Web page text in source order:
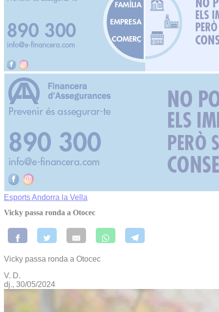
EsportsAndorra la Vella
Vicky passa ronda a Otocec
Vicky passa ronda a Otocec
V. D.
dj., 30/05/2024